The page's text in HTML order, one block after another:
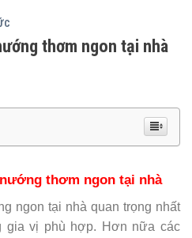
thơm ngon tại nhà
thơm ngon tại nhà
ngon tại nhà quan trọng nhất
gia vị phù hợp. Hơn nữa các